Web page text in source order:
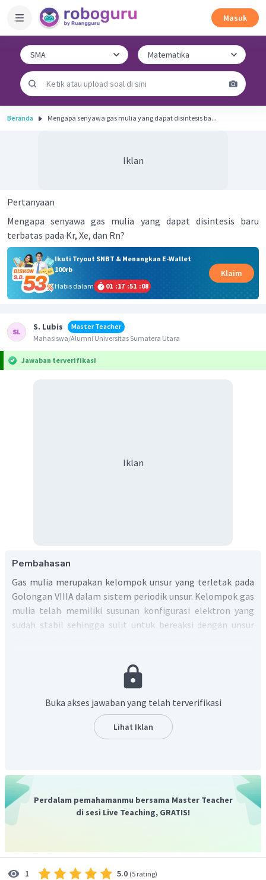
Masuk
Beranda Mengapa senyawa gas mulia yang dapat disintesis ba...
Iklan
Pertanyaan
Mengapa senyawa gas mulia yang dapat disintesis baru
terbatas pada Kr, Xe, dan Rn?
Ikuti Tryout SNBT & Menangkan E-Wallet
100rb
Habis dalam
01 :17 :51 :08
Klaim
S. Lubis
Master Teacher
Mahasiswa/Alumni Universitas Sumatera Utara
Jawaban terverifikasi
Iklan
Pembahasan
Gas mulia merupakan kelompok unsur yang terletak pada
Golongan VIIIA dalam sistem periodik unsur. Kelompok gas
mulia telah memiliki susunan konfigurasi elektron yang
sudah stabil sehingga sulit untuk bereaksi dengan unsur
Dalam satu golongan gas mulia, semakin ke bawah, nilai
unsur yang masih memungkinkan dapat disintesis
senyawanya, di antaranya adalah Kr, Xe, dan Rn. Selain
unsur-unsur tersebut sangat sulit disintesis senyawanya
terbatas pada Kr, Xe, dan Rn karena energi ionisasi yang
rendah
Buka akses jawaban yang telah terverifikasi
Lihat Iklan
Perdalam pemahamanmu bersama Master Teacher
di sesi Live Teaching, GRATIS!
1 5.0 (5 rating)